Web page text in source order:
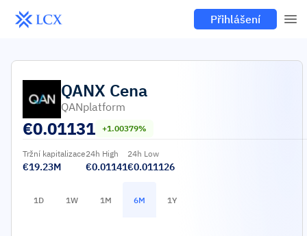
Přihlášení
QANX Cena
QANplatform
€0.01131 +1.00379%
Tržní kapitalizace
€19.23M
24h High
€0.01141
24h Low
€0.011126
1D 1W 1M 6M 1Y